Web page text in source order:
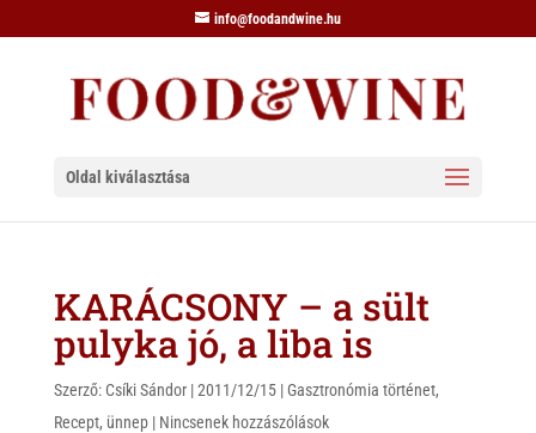
info@foodandwine.hu
Oldal kiválasztása
KARÁCSONY – a sült
pulyka jó, a liba is
Szerző: Csíki Sándor|2011/12/15|Gasztronómia történet,
Recept, ünnep| Nincsenek hozzászólások